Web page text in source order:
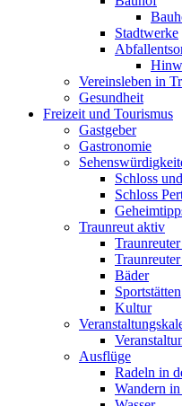
Stadtwerke
Vereinsleben in
Gesundheit
Freizeit und Tourismus
Gastgeber
Gastronomie
Schloss
Schloss
Traunreut aktiv
Bäder
Sportstätten
Kultur
Ausflüge
Radeln in
Wandern